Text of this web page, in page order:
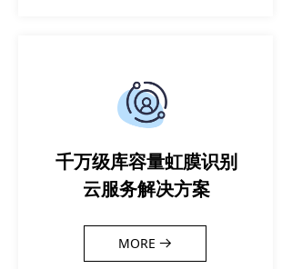
千万级库容量虹膜识别
云服务解决方案
MORE 뀠